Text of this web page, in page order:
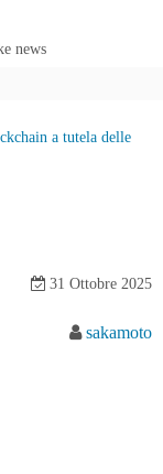
news
a tutela delle
31 Ottobre 2025
sakamoto